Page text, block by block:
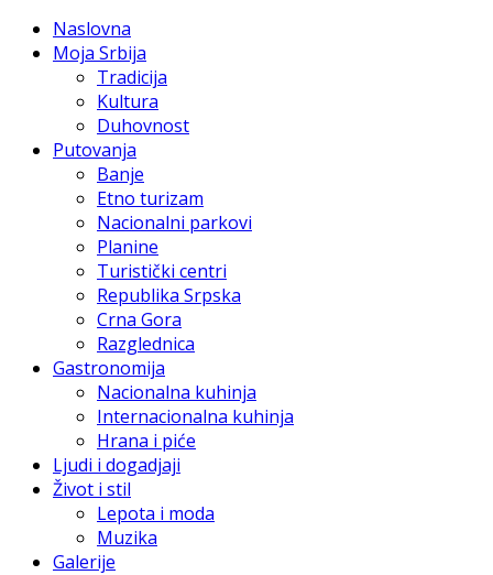
Naslovna
Moja Srbija
Tradicija
Kultura
Duhovnost
Putovanja
Banje
Etno turizam
Nacionalni parkovi
Planine
Turistički centri
Republika Srpska
Crna Gora
Razglednica
Gastronomija
Nacionalna kuhinja
Internacionalna kuhinja
Hrana i piće
Ljudi i dogadjaji
Život i stil
Lepota i moda
Muzika
Galerije